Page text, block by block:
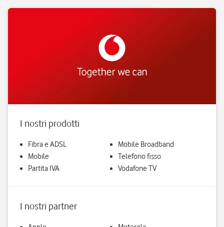
I nostri prodotti
Fibra e ADSL
Mobile
Partita IVA
Mobile Broadband
Telefono fisso
Vodafone TV
I nostri partner